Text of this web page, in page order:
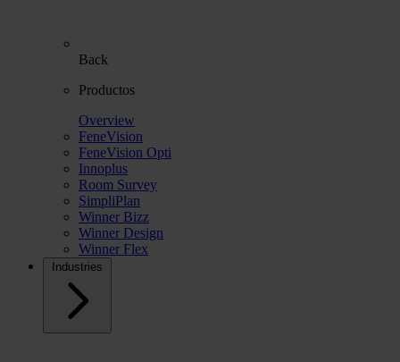
Back
Productos
Overview
FeneVision
FeneVision Opti
Innoplus
Room Survey
SimpliPlan
Winner Bizz
Winner Design
Winner Flex
Industries